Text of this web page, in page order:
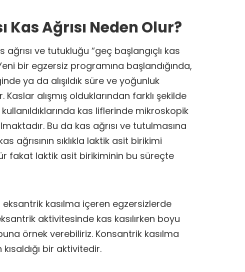
Kas Ağrısı Neden Olur?
ağrısı ve tutukluğu “geç başlangıçlı kas
bir egzersiz programına başlandığında,
ya da alışıldık süre ve yoğunluk
Kaslar alışmış olduklarından farklı şekilde
kas liflerinde mikroskopik
Bu da kas ağrısı ve tutulmasına
ağrısının sıklıkla laktik asit birikimi
fakat laktik asit birikiminin bu süreçte
eksantrik kasılma içeren egzersizlerde
aktivitesinde kas kasılırken boyu
örnek verebiliriz. Konsantrik kasılma
bir aktivitedir.